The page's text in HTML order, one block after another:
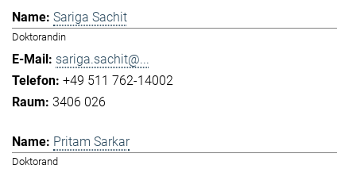
Sariga Sachit
Doktorandin
sariga.sachit@...
+49 511 762-14002
3406 026
Pritam Sarkar
Doktorand